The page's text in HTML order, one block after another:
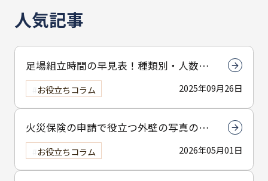
人気記事
足場組立時間の早見表！種類別・人数別
で組立時間を解説
2025年09月26日
お役立ちコラム
火災保険の申請で役立つ外壁の写真の撮
り方とは？撮影のコツを解説
2026年05月01日
お役立ちコラム